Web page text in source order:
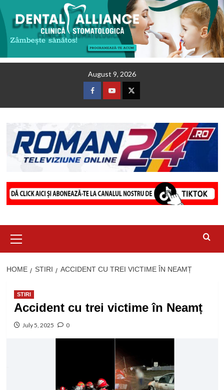
August 9, 2026
FacebookYoutubeTwitter
Menu
HOME STIRI ACCIDENT CU TREI VICTIME ÎN NEAMȚ
STIRI
Accident cu trei victime în Neamț
July 5, 2025 0